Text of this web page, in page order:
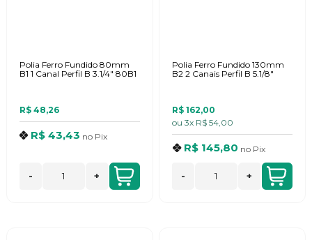
Polia Ferro Fundido 80mm
B1 1 Canal Perfil B 3.1/4" 80B1
R$ 48,26
R$ 43,43 no Pix
- +
Polia Ferro Fundido 130mm
B2 2 Canais Perfil B 5.1/8"
R$ 162,00
ou 3x R$ 54,00
R$ 145,80 no Pix
- +